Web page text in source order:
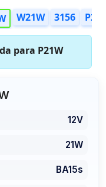
W21W 3156
para P21W
12V
21W
BA15s